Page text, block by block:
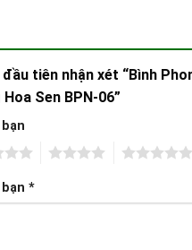
tiên nhận xét “Bình
Sen BPN-06”
*